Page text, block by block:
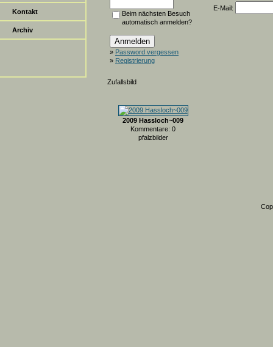
Kontakt
Archiv
Beim nächsten Besuch
automatisch anmelden?
» Password vergessen
» Registrierung
Zufallsbild
2009 Hassloch~009
Kommentare: 0
pfalzbilder
E-Mail: